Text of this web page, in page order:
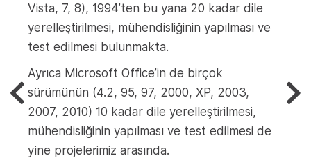
Vista, 7, 8), 1994’ten bu yana 20 kadar dile
yerelleştirilmesi, mühendisliğinin yapılması ve
test edilmesi bulunmakta.
Ayrıca Microsoft Office’in de birçok
sürümünün (4.2, 95, 97, 2000, XP, 2003,
2007, 2010) 10 kadar dile yerelleştirilmesi,
mühendisliğinin yapılması ve test edilmesi de
yine projelerimiz arasında.
Dil